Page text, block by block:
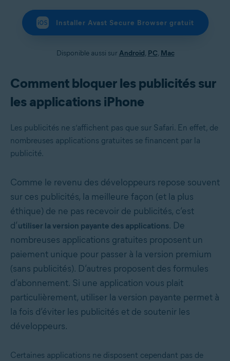
Installer Avast Secure Browser gratuit
Disponible aussi surAndroid, PC, Mac
Comment bloquer les publicités sur
les applications iPhone
Les publicités ne s’affichent pas que sur Safari. En effet, de
nombreuses applications gratuites se financent par la
publicité.
Comme le revenu des développeurs repose souvent
sur ces publicités, la meilleure façon (et la plus
éthique) de ne pas recevoir de publicités, c’est
d’utiliser la version payante des applications. De
nombreuses applications gratuites proposent un
paiement unique pour passer à la version premium
(sans publicités). D’autres proposent des formules
d’abonnement. Si une application vous plait
particulièrement, utiliser la version payante permet à
la fois d’éviter les publicités et de soutenir les
développeurs.
Certaines applications ne disposent cependant pas de